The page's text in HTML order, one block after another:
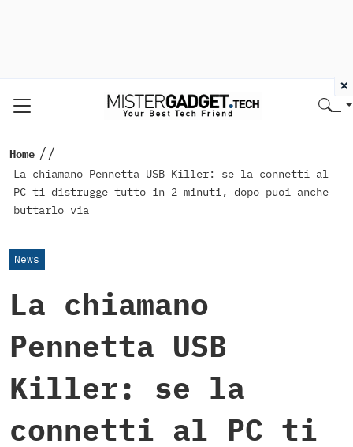
Home //
La chiamano Pennetta USB Killer: se la connetti al
PC ti distrugge tutto in 2 minuti, dopo puoi anche
buttarlo via
News
La chiamano
Pennetta USB
Killer: se la
connetti al PC ti
×